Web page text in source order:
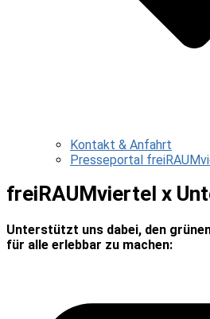
Kontakt & Anfahrt
Presseportal
freiRAUMviertel x
Unterstützt uns dabei, den
für alle erlebbar zu machen: